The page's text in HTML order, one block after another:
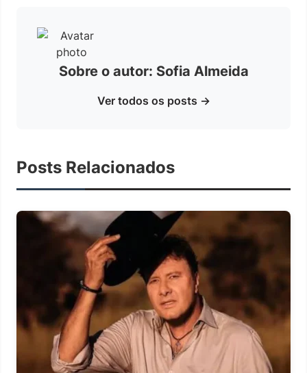
Sobre o autor: Sofia Almeida
Ver todos os posts →
Posts Relacionados